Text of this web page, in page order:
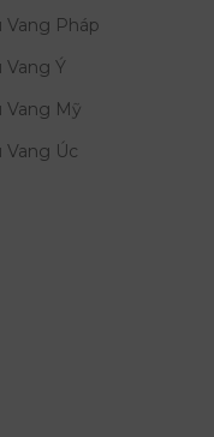
Vang Pháp
Vang Ý
Vang Mỹ
Vang Úc